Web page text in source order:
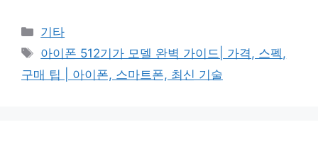
Categories
기타
Tags
아이폰 512기가 모델 완벽 가이드| 가격, 스펙,
구매 팁 | 아이폰, 스마트폰, 최신 기술